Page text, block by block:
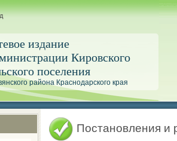
издание
Кировского
поселения
района Краснодарского края
Постановления и